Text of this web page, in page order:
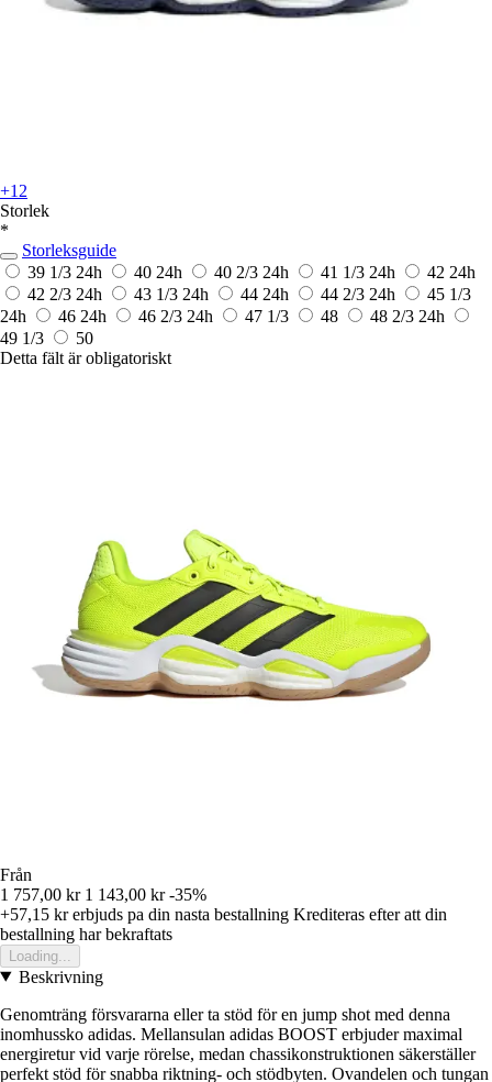
+12
Storlek
*
Storleksguide
39 1/3 24h 40 24h 40 2/3 24h 41 1/3 24h 42 24h
42 2/3 24h 43 1/3 24h 44 24h 44 2/3 24h
45 1/3
24h
46 24h 46 2/3 24h 47 1/3 48 48 2/3 24h
49 1/3
50
Detta fält är obligatoriskt
Från
1 757,00 kr 1 143,00 kr -35%
+57,15 krerbjuds pa din nasta bestallning Krediteras efter att din
bestallning har bekraftats
Loading...
Beskrivning
Genomträng försvararna eller ta stöd för en jump shot med denna
inomhussko adidas. Mellansulan adidas BOOST erbjuder maximal
energiretur vid varje rörelse, medan chassikonstruktionen säkerställer
perfekt stöd för snabba riktning- och stödbyten. Ovandelen och tungan